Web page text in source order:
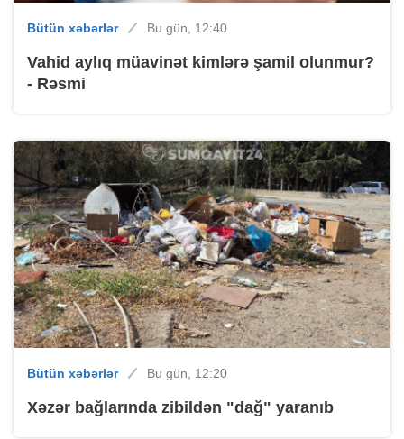
Bütün xəbərlər Bu gün, 12:40
Vahid aylıq müavinət kimlərə şamil olunmur?
- Rəsmi
Bütün xəbərlər Bu gün, 12:20
Xəzər bağlarında zibildən "dağ" yaranıb